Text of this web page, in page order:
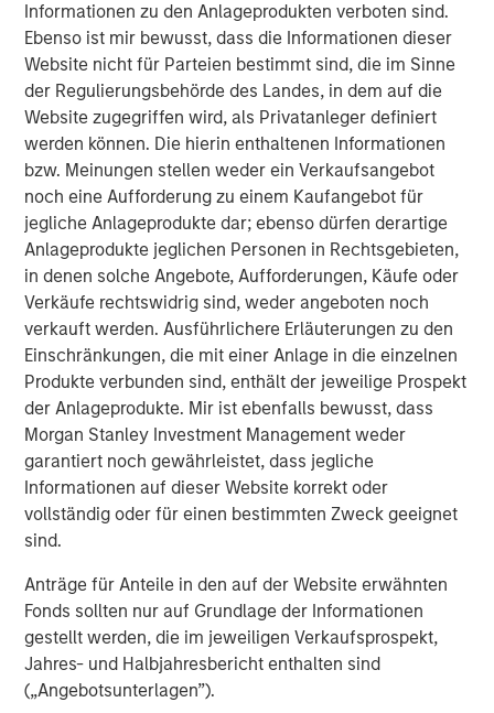
Informationen zu den Anlageprodukten verboten sind.
Ebenso ist mir bewusst, dass die Informationen dieser
Website nicht für Parteien bestimmt sind, die im Sinne
der Regulierungsbehörde des Landes, in dem auf die
Website zugegriffen wird, als Privatanleger definiert
werden können. Die hierin enthaltenen Informationen
bzw. Meinungen stellen weder ein Verkaufsangebot
noch eine Aufforderung zu einem Kaufangebot für
jegliche Anlageprodukte dar; ebenso dürfen derartige
Anlageprodukte jeglichen Personen in Rechtsgebieten,
in denen solche Angebote, Aufforderungen, Käufe oder
Verkäufe rechtswidrig sind, weder angeboten noch
verkauft werden. Ausführlichere Erläuterungen zu den
Einschränkungen, die mit einer Anlage in die einzelnen
Produkte verbunden sind, enthält der jeweilige Prospekt
der Anlageprodukte. Mir ist ebenfalls bewusst, dass
Morgan Stanley Investment Management weder
garantiert noch gewährleistet, dass jegliche
Informationen auf dieser Website korrekt oder
vollständig oder für einen bestimmten Zweck geeignet
sind.
Anträge für Anteile in den auf der Website erwähnten
Fonds sollten nur auf Grundlage der Informationen
gestellt werden, die im jeweiligen Verkaufsprospekt,
Jahres- und Halbjahresbericht enthalten sind
(„Angebotsunterlagen”).
Past performance is no guarantee of future results.
referred to in the video are those of representative indices and
are not meant to depict the performance of a specific
investment.
Risk Considerations
There is no assurance that a portfolio will achieve its investment
objective. Portfolios are subject tomarket risk, which is the
possibility that the market values of securities owned by the
portfolio will decline and that the value of portfolio shares may
therefore be less than what you paid for them. Market values
can change daily due to economic and other events (e.g.,
natural disasters, health crises, terrorism, conflicts, and social
unrest) that affect markets, countries, companies or
governments. It is difficult to predict the timing, duration, and
potential adverse effects (e.g., portfolio liquidity) of events.
Accordingly, you can lose money investing in a portfolio. Fixed-
income securitiesare subject to the ability of an issuer to make
timely principal and interest payments (credit risk), changes in
interest rates (interest rate risk), the creditworthiness of the
issuer and general market liquidity (market risk). In a rising
interest-rate environment, bond prices may fall and may result
in periods of volatility and increased portfolio redemptions. In a
declining interest-rate environment, the portfolio may generate
less income.Longer-term securitiesmay be more sensitive to
interest rate changes.
The views and opinions and/or analysis expressed are those of
subject to change at any time without notice due to market or
economic conditions and may not necessarily come to pass.
Furthermore, the views will not be updated or otherwise revised
to reflect information that subsequently becomes available or
circumstances existing, or changes occurring, after the date of
publication. The views expressed, including the third party views,
do not reflect the opinions of all investment personnel at Morgan